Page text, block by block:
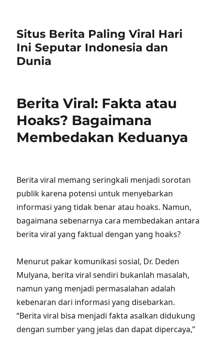
Situs Berita Paling Viral Hari
Ini Seputar Indonesia dan
Dunia
Berita Viral: Fakta atau
Hoaks? Bagaimana
Membedakan Keduanya
Berita viral memang seringkali menjadi sorotan
publik karena potensi untuk menyebarkan
informasi yang tidak benar atau hoaks. Namun,
bagaimana sebenarnya cara membedakan antara
berita viral yang faktual dengan yang hoaks?
Menurut pakar komunikasi sosial, Dr. Deden
Mulyana, berita viral sendiri bukanlah masalah,
namun yang menjadi permasalahan adalah
kebenaran dari informasi yang disebarkan.
“Berita viral bisa menjadi fakta asalkan didukung
dengan sumber yang jelas dan dapat dipercaya,”